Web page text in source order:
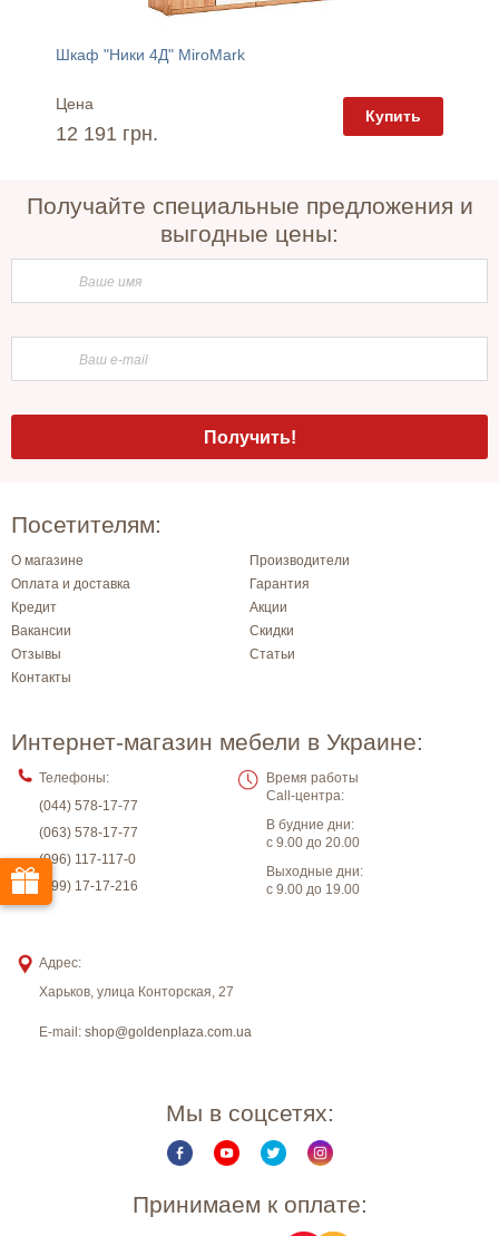
Шкаф "Ники 4Д" MiroMark
Цена
12 191 грн.
Купить
Получайте специальные предложения и
выгодные цены:
Посетителям:
О магазине
Производители
Оплата и доставка
Гарантия
Кредит
Акции
Вакансии
Скидки
Отзывы
Статьи
Контакты
Интернет-магазин мебели в Украине:
Телефоны:
(044) 578-17-77
(063) 578-17-77
(096) 117-117-0
(099) 17-17-216
Время работы
Call-центра:
В будние дни:
с 9.00 до 20.00
Выходные дни:
с 9.00 до 19.00
Адрес:
Харьков, улица Конторская, 27
E-mail: shop@goldenplaza.com.ua
Мы в соцсетях:
Принимаем к оплате: